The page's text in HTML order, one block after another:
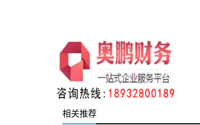
相关推荐